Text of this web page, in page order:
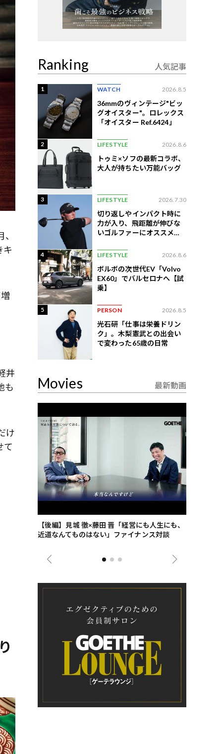
キ
井
も
け
て
Ranking 人気記事
1 WATCH 2026.8.5
36mmのヴィンテージ"ビッ
グオイスター"。ロレックス
「オイスター Ref.6424」
2 LIFESTYLE 2026.8.6
トゥミ×ソフの最新コラボ、
大人が持ちたい万能バッグ
3 LIFESTYLE 2026.7.30
切り返しやインパクト時に
力が入り、飛距離が伸びな
いゴルファーにオススメの
4 LIFESTYLE 2026.8.6
ボルボの次世代EV「Volvo
EX60」でバルセロナへ【試
乗】
5 PERSON 2026.8.5
光石研「仕事は栄養ドリン
ク」。木梨憲武との出会い
で変わった65歳の日常
Movies 最新動画
【後編】見城 徹×藤田 晋「経営にも人生にも、
近道なんてものはない」ファイナンス対談